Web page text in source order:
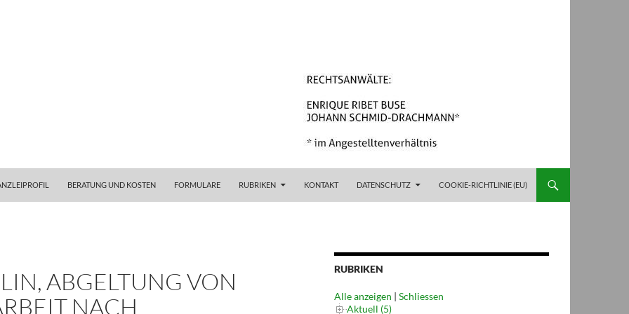
BERATUNG UND KOSTEN FORMULARE RUBRIKEN KONTAKT DATENSCHUTZ COOKIE-RICHTLINIE (EU)
ABGELTUNG VON
NACH
RUBRIKEN
Alle anzeigen | Schliessen
Aktuell (5)